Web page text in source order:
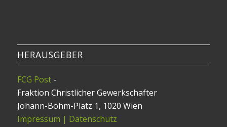
HERAUSGEBER
FCG Post-
Fraktion Christlicher Gewerkschafter
Johann-Böhm-Platz 1, 1020 Wien
Impressum | Datenschutz